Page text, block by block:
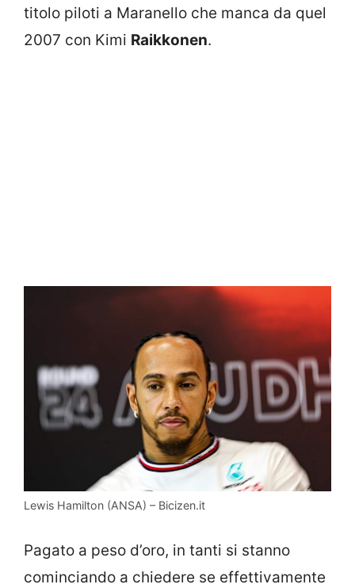
titolo piloti a Maranello che manca da quel
2007 con Kimi Raikkonen.
Lewis Hamilton (ANSA) – Bicizen.it
Pagato a peso d’oro, in tanti si stanno
cominciando a chiedere se effettivamente